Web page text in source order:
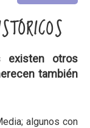
existen otros
también
algunos con